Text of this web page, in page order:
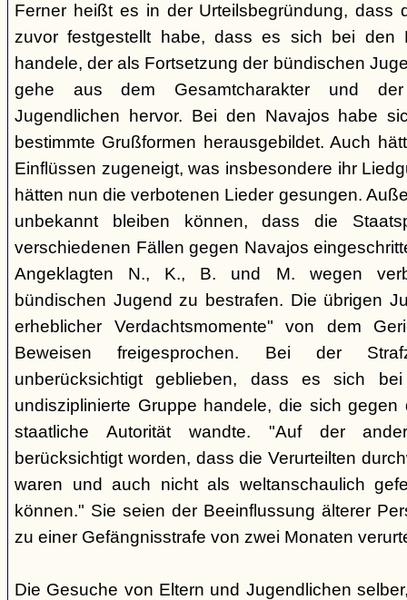
Ferner heißt es in der Urteilsbegründung, dass
zuvor festgestellt habe, dass es sich bei den
handele, der als Fortsetzung der bündischen
gehe aus dem Gesamtcharakter und der
Jugendlichen hervor. Bei den Navajos habe
bestimmte Grußformen herausgebildet. Auch
Einflüssen zugeneigt, was insbesondere ihr
hätten nun die verbotenen Lieder gesungen.
unbekannt bleiben können, dass die
verschiedenen Fällen gegen Navajos
Angeklagten N., K., B. und M. wegen
bündischen Jugend zu bestrafen. Die übrigen
erheblicher Verdachtsmomente" von dem
Beweisen freigesprochen. Bei der
unberücksichtigt geblieben, dass es sich
undisziplinierte Gruppe handele, die sich
staatliche Autorität wandte. "Auf der
berücksichtigt worden, dass die Verurteilten
waren und auch nicht als weltanschaulich
können." Sie seien der Beeinflussung älterer
zu einer Gefängnisstrafe von zwei Monaten
Die Gesuche von Eltern und Jugendlichen